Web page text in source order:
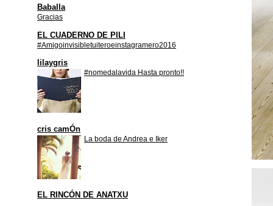
Baballa
Gracias
EL CUADERNO DE PILI
#Amigoinvisibletuiteroeinstagramero2016
lilaygris
#nomedalavida Hasta pronto!!
cris camÓn
La boda de Andrea e Iker
EL RINCÓN DE ANATXU